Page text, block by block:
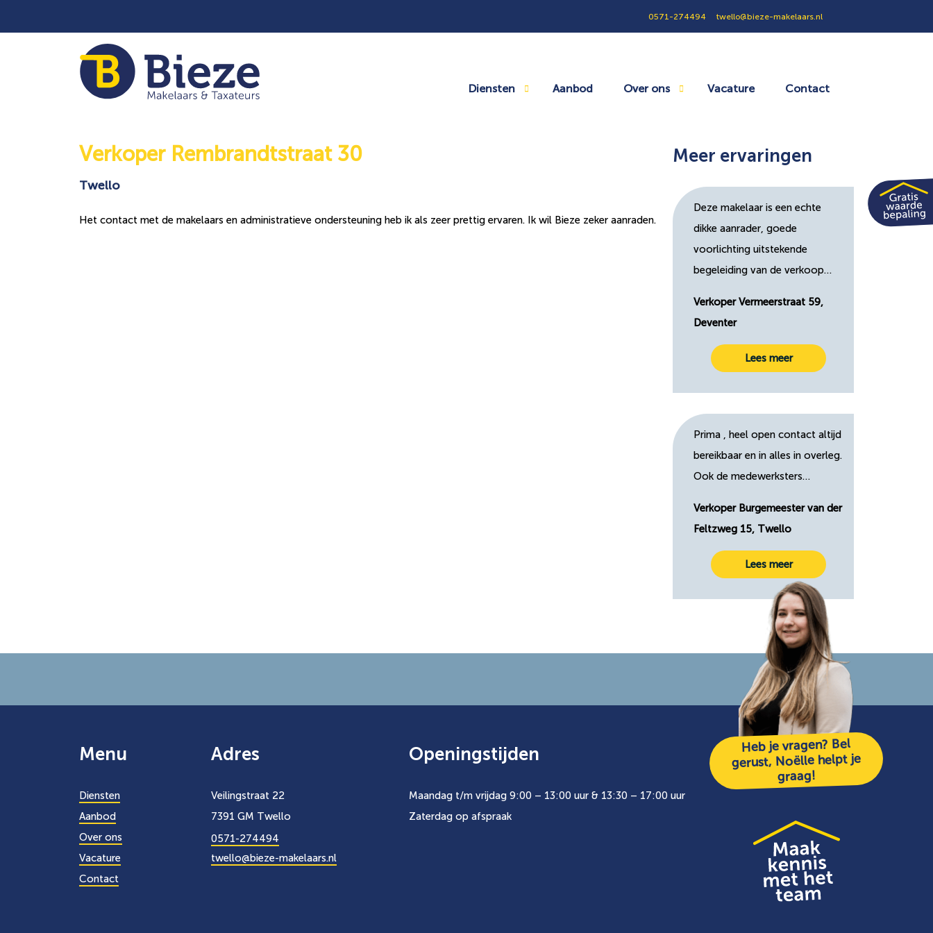
0571-274494 twello@bieze-makelaars.nl
Diensten Aanbod Over ons Vacature Contact
Verkoper Rembrandtstraat 30
Twello
Het contact met de makelaars en administratieve ondersteuning heb ik als zeer prettig ervaren. Ik wil Bieze zeker aanraden.
Meer ervaringen
Deze makelaar is een echte
dikke aanrader, goede
voorlichting uitstekende
begeleiding van de verkoop…
Verkoper Vermeerstraat 59,
Deventer
Lees meer
Prima , heel open contact altijd
bereikbaar en in alles in overleg.
Ook de medewerksters…
Verkoper Burgemeester van der
Feltzweg 15, Twello
Lees meer
Menu
Diensten
Aanbod
Over ons
Vacature
Contact
Adres
Veilingstraat 22
7391 GM Twello
0571-274494
twello@bieze-makelaars.nl
Openingstijden
Maandag t/m vrijdag 9:00 – 13:00 uur & 13:30 – 17:00 uur
Zaterdag op afspraak
Heb je vragen? Bel
gerust, Noëlle helpt je
graag!